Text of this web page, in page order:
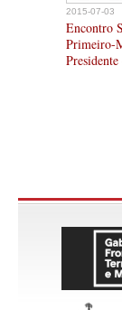
2015-07-03
Encontro
Primeiro-